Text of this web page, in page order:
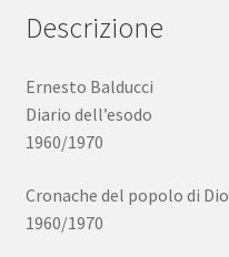
Descrizione
Ernesto Balducci
Diario dell’esodo
1960/1970
Cronache del popolo di Dio
1960/1970